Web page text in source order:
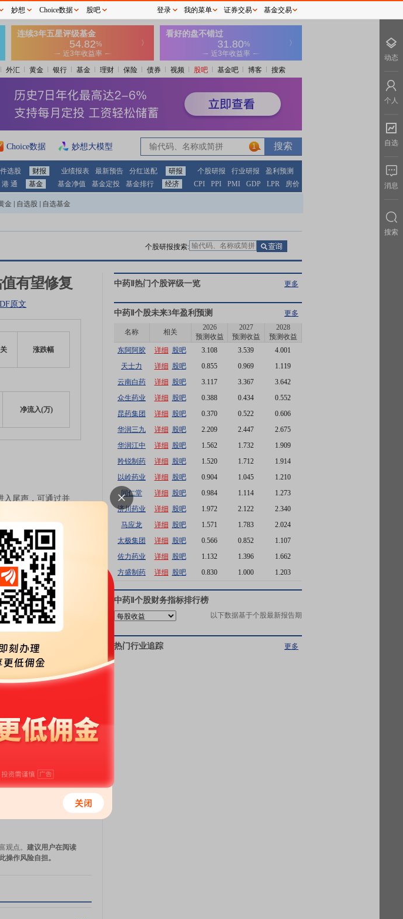
外汇 黄金 银行 基金 理财 保险 债券 视频 股吧 基金吧 博客 搜索
Choice数据 妙想大模型 1
1
选股 财报 业绩报表 最新预告 分红送配 研报 个股研报 行业研报
盈利预测
港 通 基金 基金净值 基金定投 基金排行 经济 CPI PPI PMI GDP LPR 房价
金 自选股 自选基金
个股研报搜索:
有望修复
原文
涨跌幅
净流入(万)
尾声，可通过并
基本面有望持续改
断规范，合规成本
），更健康、合规
整期，考虑到2602
感相关OTC中成药
丰药房、大参林
；院外关注品牌力
新的潜在受益标的。
合不及预期的风险
今日最新研究报告
观点。 建议用户在阅读
操作风险自担。
中药Ⅱ 热门个股评级一览 更多
中药Ⅱ 个股未来3年盈利预测 更多
名称 相关
2026
预测收益
2027
预测收益
2028
预测收益
东阿阿胶
详细 股吧 3.108 3.539
4.001
天士力
详细 股吧 0.855 0.969
1.119
云南白药
详细 股吧 3.117 3.367
3.642
众生药业
详细 股吧 0.388 0.434
0.552
昆药集团
详细 股吧 0.370 0.522
0.606
华润三九
详细 股吧 2.209 2.447
2.675
华润江中
详细 股吧 1.562 1.732
1.909
羚锐制药
详细 股吧 1.520 1.712
1.914
以岭药业
详细 股吧 0.904 1.045
1.210
同仁堂
详细 股吧 0.984 1.114
1.273
济川药业
详细 股吧 1.972 2.122
2.340
马应龙
详细 股吧 1.571 1.783
2.024
太极集团
详细 股吧 0.566 0.852
1.107
佐力药业
详细 股吧 1.132 1.396
1.662
方盛制药
详细 股吧 0.830 1.000 1.203
中药Ⅱ 个股财务指标排行榜
以下数据基于个股最新报告期
热门行业追踪 更多
妙想 Choice数据 股吧 登录 我的菜单 证券交易 基金交易
动态
个人
自选
消息
搜索